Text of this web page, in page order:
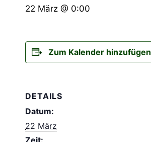
22 März @ 0:00
Zum Kalender hinzufügen
DETAILS
Datum:
22 März
Zeit: